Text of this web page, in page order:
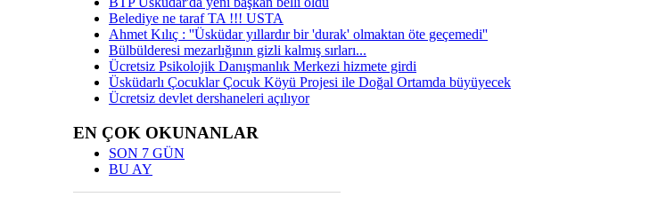
Belediye ne taraf TA !!! USTA
Ahmet Kılıç : ''Üsküdar yıllardır bir 'durak' olmaktan öte geçemedi''
Bülbülderesi mezarlığının gizli kalmış sırları...
Ücretsiz Psikolojik Danışmanlık Merkezi hizmete girdi
Üsküdarlı Çocuklar Çocuk Köyü Projesi ile Doğal Ortamda büyüyecek
Ücretsiz devlet dershaneleri açılıyor
EN ÇOK OKUNANLAR
SON 7 GÜN
BU AY